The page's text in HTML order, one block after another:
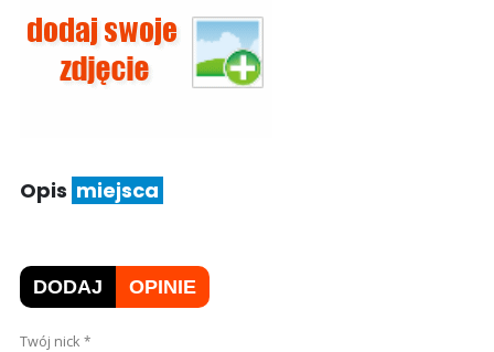
Opis miejsca
DODAJ OPINIE
Twój nick